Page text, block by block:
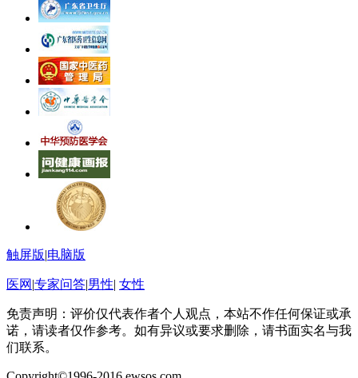
触屏版|电脑版
医网 |专家问答|男性| 女性
免责声明：评价仅代表作者个人观点，本站不作任何保证或承
诺，请读者仅作参考。如有异议或要求删除，请书面实名与我
们联系。